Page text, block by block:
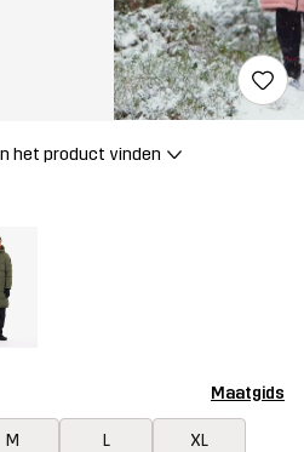
het product vinden
Maatgids
M L XL